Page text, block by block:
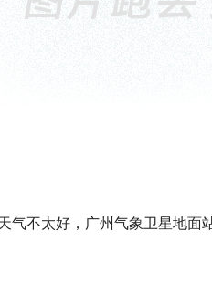
气不太好，广州气象卫星地面